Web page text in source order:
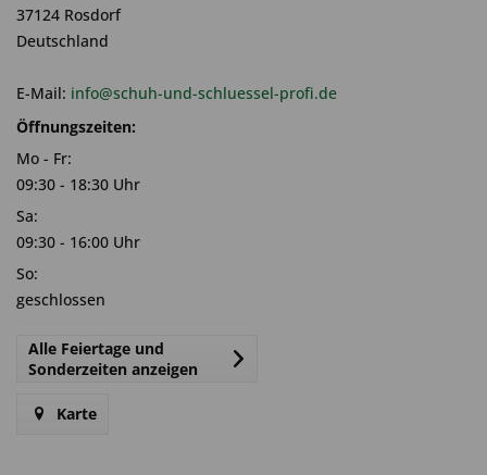
37124 Rosdorf
Deutschland
E-Mail: info@schuh-und-schluessel-profi.de
Öffnungszeiten:
Mo - Fr:
09:30 - 18:30 Uhr
Sa:
09:30 - 16:00 Uhr
So:
geschlossen
Alle Feiertage und
Sonderzeiten anzeigen
Karte